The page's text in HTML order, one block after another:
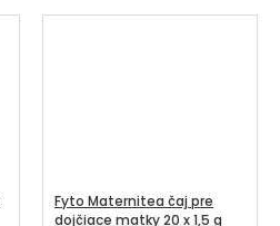
Fyto Maternitea čaj pre
dojčiace matky 20 x 1,5 g